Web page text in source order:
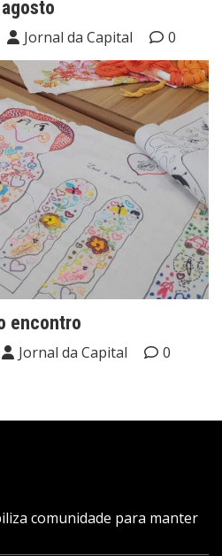
Jornal da Capital 0
encontro
Jornal da Capital 0
comunidade para manter